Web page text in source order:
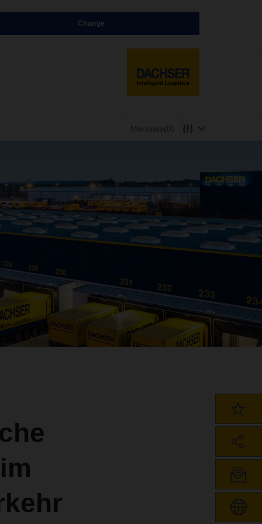
Change
Merkliste(0)